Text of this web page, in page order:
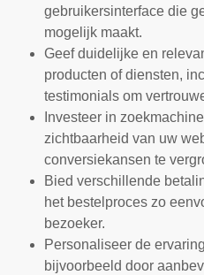
gebruikersinterface die
mogelijk maakt.
Geef duidelijke en
producten of diensten,
testimonials om
Investeer in
zichtbaarheid van uw
conversiekansen te
Bied verschillende
het bestelproces zo
bezoeker.
Personaliseer de
bijvoorbeeld door